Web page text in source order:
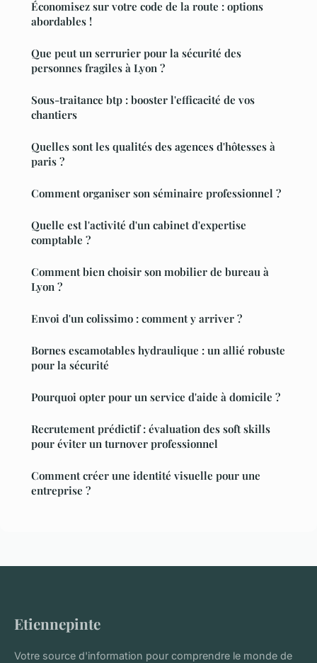
Économisez sur votre code de la route : options
abordables !
Que peut un serrurier pour la sécurité des
personnes fragiles à Lyon ?
Sous-traitance btp : booster l'efficacité de vos
chantiers
Quelles sont les qualités des agences d'hôtesses à
paris ?
Comment organiser son séminaire professionnel ?
Quelle est l'activité d'un cabinet d'expertise
comptable ?
Comment bien choisir son mobilier de bureau à
Lyon ?
Envoi d'un colissimo : comment y arriver ?
Bornes escamotables hydraulique : un allié robuste
pour la sécurité
Pourquoi opter pour un service d'aide à domicile ?
Recrutement prédictif : évaluation des soft skills
pour éviter un turnover professionnel
Comment créer une identité visuelle pour une
entreprise ?
Etiennepinte
Votre source d'information pour comprendre le monde de